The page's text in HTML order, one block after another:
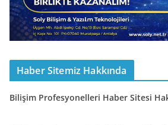
Haber Sitemiz Hakkında
Bilişim Profesyonelleri Haber Sitesi